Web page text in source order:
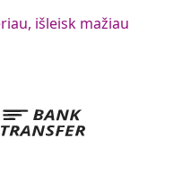
išleisk mažiau